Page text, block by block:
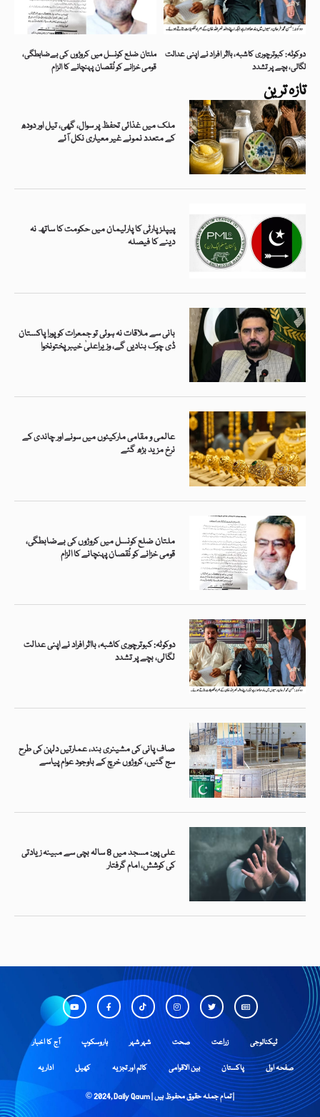
تازہ ترین
ملک میں غذائی تحفظ پر سوال، گھی، تیل اور دودھ
کے متعدد نمونے غیر معیاری نکل آئے
پیپلزپارٹی کا پارلیمان میں حکومت کا ساتھ نہ
دینے کا فیصلہ
بانی سے ملاقات نہ ہوئی تو جمعرات کو پورا پاکستان
ڈی چوک بنادیں گے، وزیراعلیٰ خیبرپختونخوا
عالمی و مقامی مارکیٹوں میں سونے اور چاندی کے
نرخ مزید بڑھ گئے
ملتان ضلع کونسل میں کروڑوں کی بےضابطگی،
قومی خزانے کو نُقصان پہنچانے کا الزام
دوکوٹہ: کبوترچوری کاشبہ، بااثر افراد نے اپنی عدالت
لگالی، بچے پر تشدد
صاف پانی کی مشینری بند، عمارتیں دلہن کی طرح
سج گئیں، کروڑوں خرچ کے باوجود عوام پیاسے
علی پور: مسجد میں 8 سالہ بچی سے مبینہ زیادتی
کی کوشش، امام گرفتار
ملتان ضلع کونسل میں کروڑوں کی بےضابطگی،
قومی خزانے کو نُقصان پہنچانے کا الزام
دوکوٹہ: کبوترچوری کاشبہ، بااثر افراد نے اپنی عدالت
لگالی، بچے پر تشدد
آج کا اخبار ہاروسکوپ شہر شہر صحت زراعت ٹیکنالوجی
اداریہ کھیل کالم اور تجزیہ بین الاقوامی پاکستان صفحہ اول
© 2024, Daily Qaum | تمام جملہ حقوق محفوظ ہیں |